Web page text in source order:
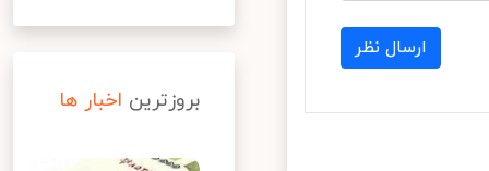
ارسال نظر
بروزترین اخبار ها